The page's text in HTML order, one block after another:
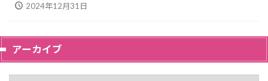
2024年12月31日
アーカイブ